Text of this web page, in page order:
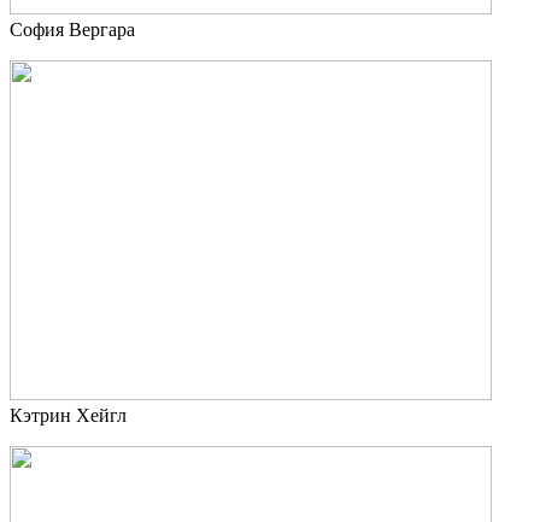
София Вергара
Кэтрин Хейгл